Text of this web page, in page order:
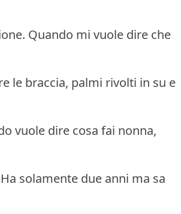
Quando mi vuole dire che
le braccia, palmi rivolti in su e
vuole dire cosa fai nonna,
solamente due anni ma sa